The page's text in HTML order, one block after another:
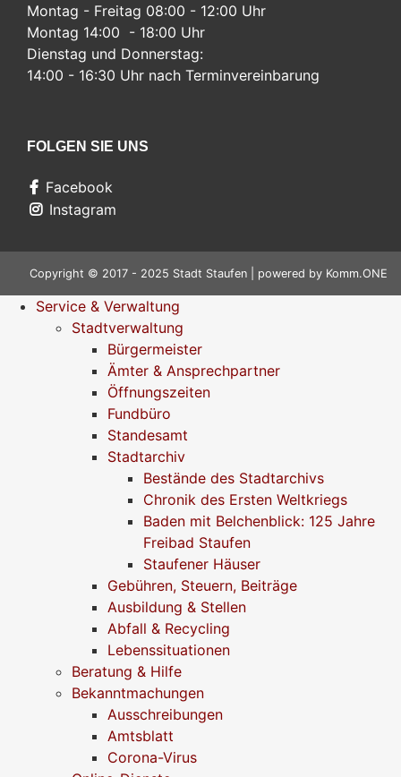
Montag - Freitag 08:00 - 12:00 Uhr
Montag 14:00 - 18:00 Uhr
Dienstag und Donnerstag:
14:00 - 16:30 Uhr nach Terminvereinbarung
FOLGEN SIE UNS
Facebook
Instagram
Copyright © 2017 - 2025 Stadt Staufen | powered by Komm.ONE
Service & Verwaltung
Stadtverwaltung
Bürgermeister
Ämter & Ansprechpartner
Öffnungszeiten
Fundbüro
Standesamt
Stadtarchiv
Bestände des Stadtarchivs
Chronik des Ersten Weltkriegs
Baden mit Belchenblick: 125 Jahre
Freibad Staufen
Staufener Häuser
Gebühren, Steuern, Beiträge
Ausbildung & Stellen
Abfall & Recycling
Lebenssituationen
Beratung & Hilfe
Bekanntmachungen
Ausschreibungen
Amtsblatt
Corona-Virus